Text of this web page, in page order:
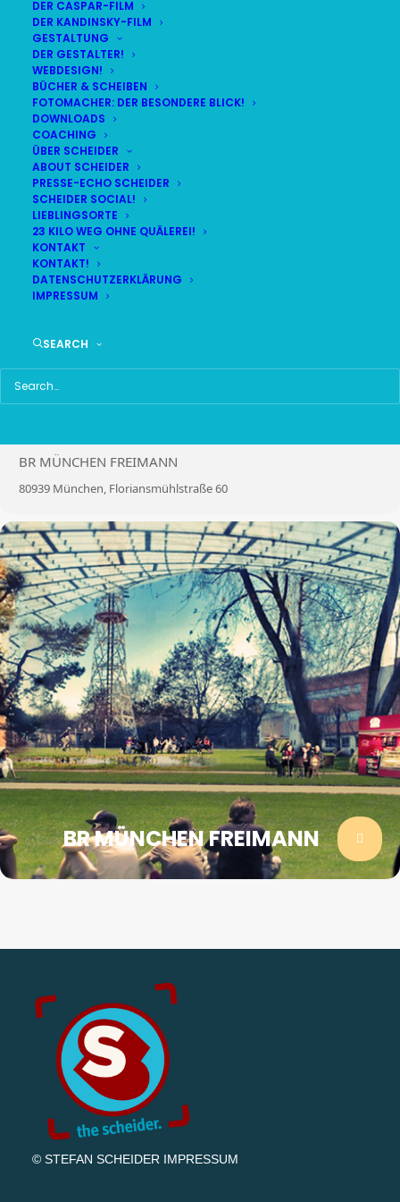
DER CASPAR-FILM
DER KANDINSKY-FILM
GESTALTUNG
DER GESTALTER!
WEBDESIGN!
BÜCHER & SCHEIBEN
FOTOMACHER: DER BESONDERE BLICK!
DOWNLOADS
COACHING
ÜBER SCHEIDER
ABOUT SCHEIDER
PRESSE-ECHO SCHEIDER
SCHEIDER SOCIAL!
LIEBLINGSORTE
23 KILO WEG OHNE QUÄLEREI!
KONTAKT
KONTAKT!
DATENSCHUTZERKLÄRUNG
IMPRESSUM
SEARCH
BR MÜNCHEN FREIMANN
80939 München, Floriansmühlstraße 60
BR MÜNCHEN FREIMANN
© STEFAN SCHEIDER IMPRESSUM